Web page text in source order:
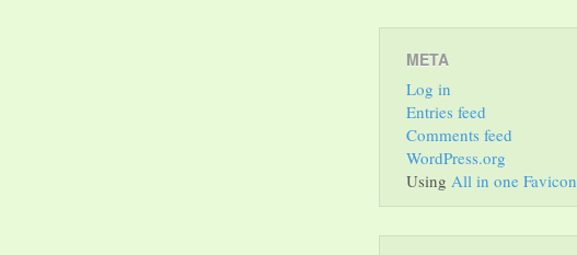
META
Log in
Entries feed
Comments feed
WordPress.org
Using All in one Favicon